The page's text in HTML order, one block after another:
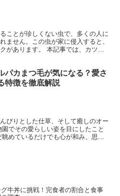
ことが珍しくない虫で、多くの人に
ません。この虫が家に侵入すると、
があります。 本記事では、カツオ
パカまつ毛が気になる？愛さ
特徴を徹底解説
びりとした仕草、そして癒しのオー
でその愛らしい姿を目にしたこと
めているだけでも心が和み、思わ
グ牛丼に挑戦！完食者の割合と食事